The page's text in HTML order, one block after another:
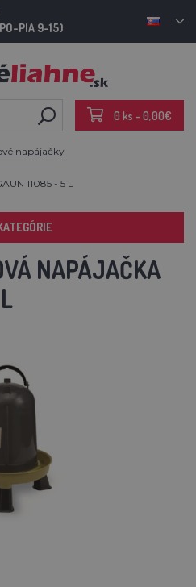
PIA 9-15)
0 ks - 0,00€
napájačky
11085 - 5 L
NAPÁJAČKA